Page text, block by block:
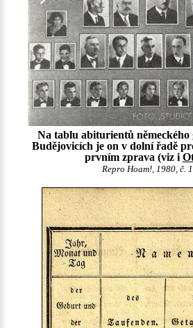
Na tablu abiturientů německého
Budějovicích je on v dolní řadě
prvním zprava (viz i
Repro Hoam!, 1980, č.